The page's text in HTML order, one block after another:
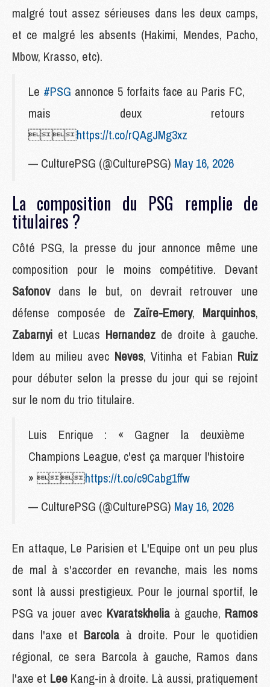
malgré tout assez sérieuses dans les deux camps,
et ce malgré les absents (Hakimi, Mendes, Pacho,
Mbow, Krasso, etc).
Le #PSG annonce 5 forfaits face au Paris FC,
mais deux retours
https://t.co/rQAgJMg3xz
— CulturePSG (@CulturePSG) May 16, 2026
La composition du PSG remplie de
titulaires ?
Côté PSG, la presse du jour annonce même une
composition pour le moins compétitive. Devant
Safonov dans le but, on devrait retrouver une
défense composée de Zaïre-Emery, Marquinhos,
Zabarnyi et Lucas Hernandez de droite à gauche.
Idem au milieu avec Neves, Vitinha et Fabian Ruiz
pour débuter selon la presse du jour qui se rejoint
sur le nom du trio titulaire.
Luis Enrique : « Gagner la deuxième
Champions League, c'est ça marquer l'histoire
» https://t.co/c9Cabg1ffw
— CulturePSG (@CulturePSG) May 16, 2026
En attaque, Le Parisien et L'Equipe ont un peu plus
de mal à s'accorder en revanche, mais les noms
sont là aussi prestigieux. Pour le journal sportif, le
PSG va jouer avec Kvaratskhelia à gauche, Ramos
dans l'axe et Barcola à droite. Pour le quotidien
régional, ce sera Barcola à gauche, Ramos dans
l'axe et Lee Kang-in à droite. Là aussi, pratiquement